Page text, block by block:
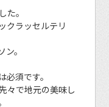
た。
クラッセルテリ
。
須です。
々で地元の美味し